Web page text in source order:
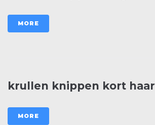
MORE
krullen knippen kort haar
MORE